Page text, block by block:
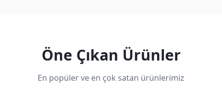
Öne Çıkan Ürünler
En popüler ve en çok satan ürünlerimiz